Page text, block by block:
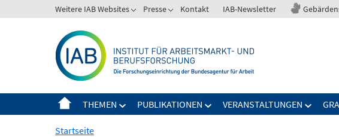
zum
Weitere IAB Websites Presse Kontakt IAB-Newsletter
THEMEN PUBLIKATIONEN VERANSTALTUNGEN
Startseite